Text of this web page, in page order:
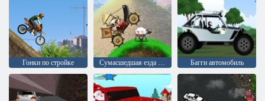
Гонки по стройке Багги автомобиль